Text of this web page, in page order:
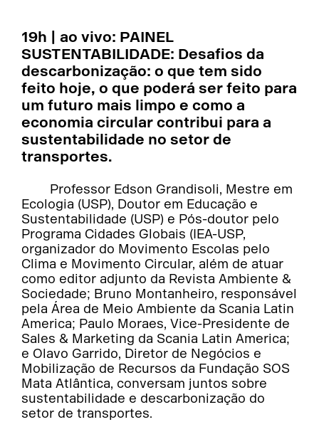
19h | ao vivo: PAINEL
SUSTENTABILIDADE: Desafios da
descarbonização: o que tem sido
feito hoje, o que poderá ser feito para
um futuro mais limpo e como a
economia circular contribui para a
sustentabilidade no setor de
transportes.
Professor Edson Grandisoli, Mestre em
Ecologia (USP), Doutor em Educação e
Sustentabilidade (USP) e Pós-doutor pelo
Programa Cidades Globais (IEA-USP,
organizador do Movimento Escolas pelo
Clima e Movimento Circular, além de atuar
como editor adjunto da Revista Ambiente &
Sociedade; Bruno Montanheiro, responsável
pela Área de Meio Ambiente da Scania Latin
America; Paulo Moraes, Vice-Presidente de
Sales & Marketing da Scania Latin America;
e Olavo Garrido, Diretor de Negócios e
Mobilização de Recursos da Fundação SOS
Mata Atlântica, conversam juntos sobre
sustentabilidade e descarbonização do
setor de transportes.